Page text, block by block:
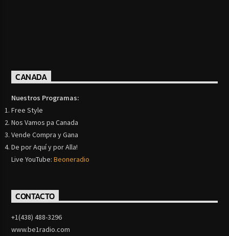
CANADA
Nuestros Programas:
Free Style
Nos Vamos pa Canada
Vende Compra y Gana
De por Aquí y por Alla!
Live YouTube:Beoneradio
CONTACTO
+1(438) 488-3296
www.be1radio.com